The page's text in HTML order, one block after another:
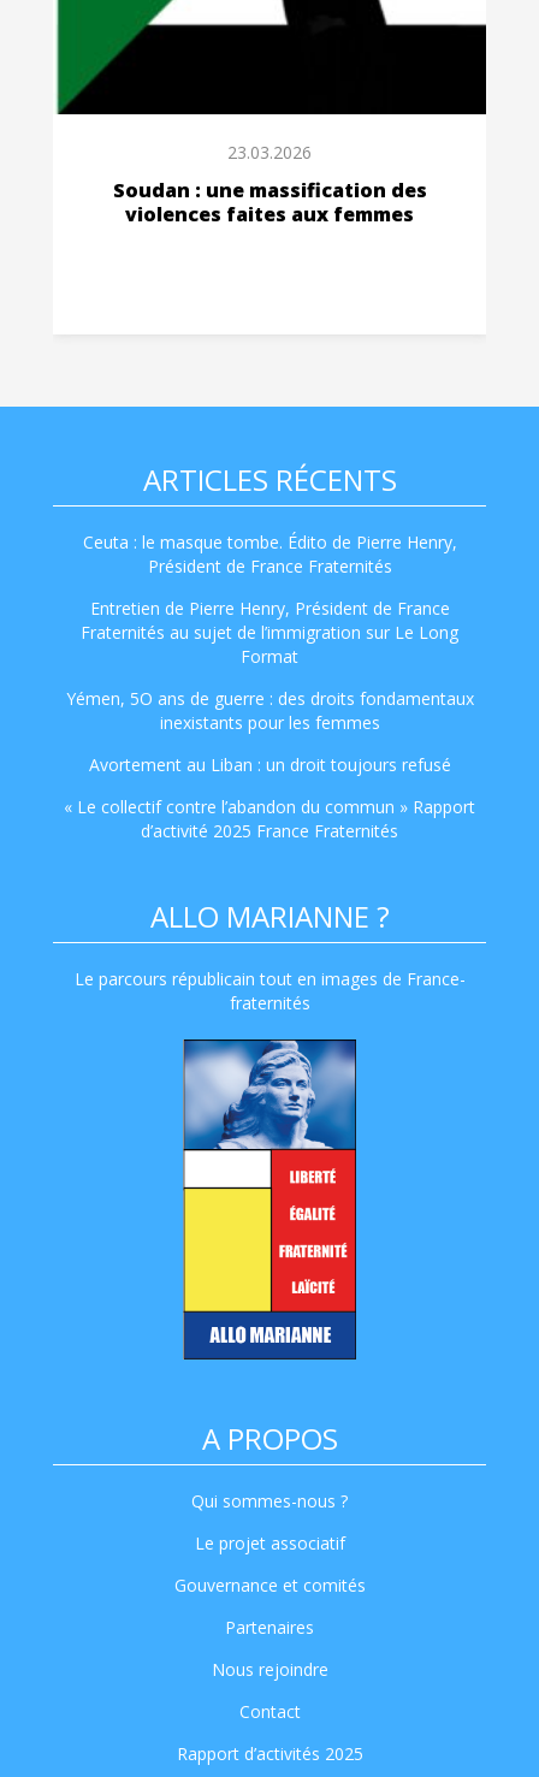
23.03.2026
Soudan : une massification des
violences faites aux femmes
ARTICLES RÉCENTS
Ceuta : le masque tombe. Édito de Pierre Henry,
Président de France Fraternités
Entretien de Pierre Henry, Président de France
Fraternités au sujet de l’immigration sur Le Long
Format
Yémen, 5O ans de guerre : des droits fondamentaux
inexistants pour les femmes
Avortement au Liban : un droit toujours refusé
« Le collectif contre l’abandon du commun » Rapport
d’activité 2025 France Fraternités
ALLO MARIANNE ?
Le parcours républicain tout en images de France-
fraternités
A PROPOS
Qui sommes-nous ?
Le projet associatif
Gouvernance et comités
Partenaires
Nous rejoindre
Contact
Rapport d’activités 2025